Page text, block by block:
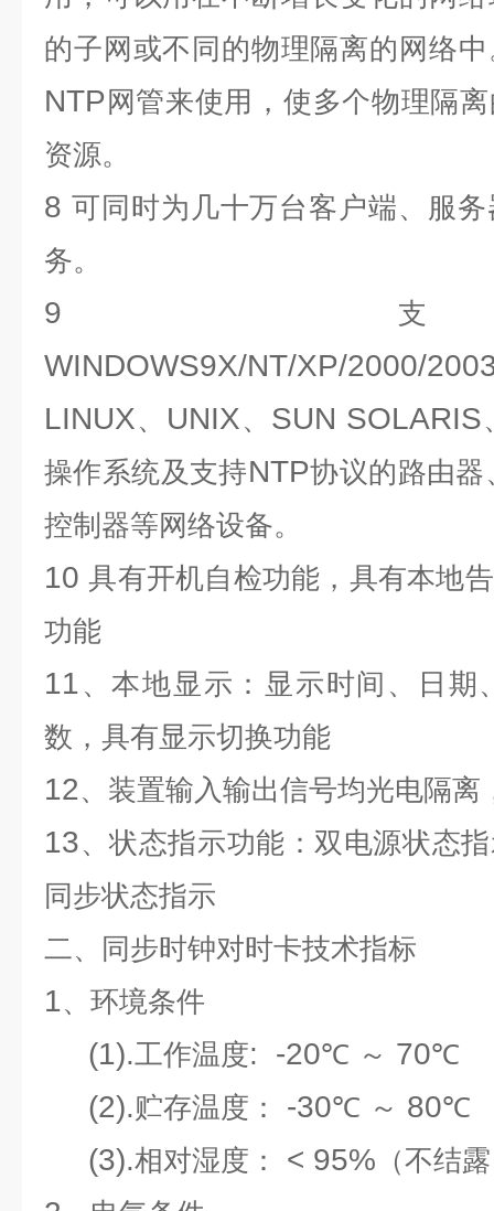
的子网或不同的物理隔离的网络
NTP 网管来使用，使多个物理隔
资源。
8 可同时为几十万台客户端、服
务。
9
WINDOWS9X/NT/XP/2000/
LINUX、 UNIX、 SUN SOLARIS
操作系统及支持NTP协议的路由器
控制器等网络设备。
10具有开机自检功能，具有本地
功能
11 、本地显示：显示时间、日期
数，具有显示切换功能
12、装置输入输出信号均光电隔离
13、状态指示功能：双电源状态
同步状态指示
二、
同步时钟对时卡技术指标
1、环境条件
(1).工作温度: -20℃ ～ 70℃
(2).贮存温度： -30℃ ～ 80℃
(3).相对湿度： < 95% （不结